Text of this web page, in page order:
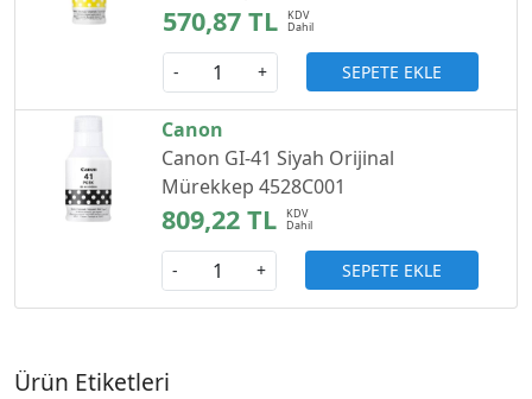
570,87 TL
- + SEPETE EKLE
Canon
Canon GI-41 Siyah Orijinal
Mürekkep 4528C001
809,22 TL
- + SEPETE EKLE
Ürün Etiketleri